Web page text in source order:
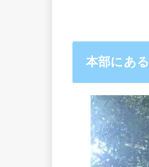
本部にあ